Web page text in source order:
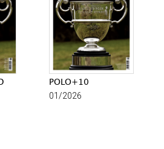
POLO+10
01/2026